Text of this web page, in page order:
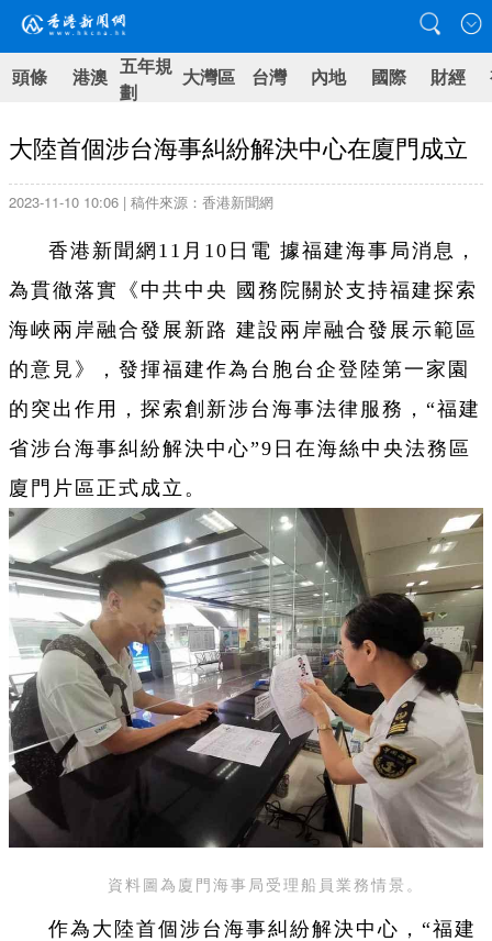
頭條 港澳 五年規
劃
大灣區 台灣 內地 國際 財經
大陸首個涉台海事糾紛解決中心在廈門成立
2023-11-10 10:06 | 稿件來源：香港新聞網
香港新聞網11月10日電 據福建海事局消息，
為貫徹落實《中共中央 國務院關於支持福建探索
海峽兩岸融合發展新路 建設兩岸融合發展示範區
的意見》，發揮福建作為台胞台企登陸第一家園
的突出作用，探索創新涉台海事法律服務，“福建
省涉台海事糾紛解決中心”9日在海絲中央法務區
廈門片區正式成立。
資料圖為廈門海事局受理船員業務情景。
作為大陸首個涉台海事糾紛解決中心，“福建